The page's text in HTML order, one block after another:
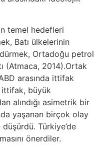
temel hedefleri
Batı ülkelerinin
Ortadoğu petrol
(Atmaca, 2014).Ortak
arasında ittifak
ittifak, büyük
alındığı asimetrik bir
yaşanan birçok olay
Türkiye’de
önerdiler.